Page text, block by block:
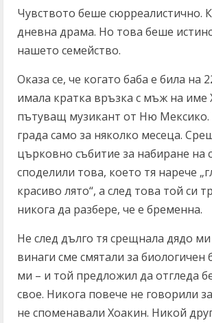
Чувството беше сюрреалистично.
дневна драма. Но това беше
нашето семейство.
Оказа се, че когато баба е била на
имала кратка връзка с мъж на име
пътуващ музикант от Ню Мексико.
града само за няколко месеца.
църковно събитие за набиране на
споделили това, което тя нарече
красиво лято“, а след това той си
никога да разбере, че е бременна.
Не след дълго тя срещнала дядо
винаги сме смятали за
ми – и той предложил да отгледа
свое. Никога повече не говорили
не споменавали Хоакин. Никой